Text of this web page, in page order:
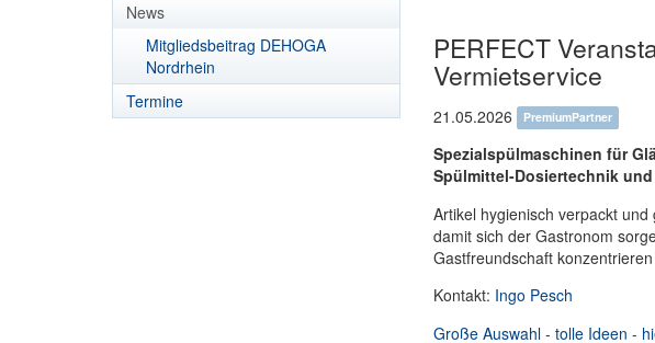
News
Mitgliedsbeitrag DEHOGA
Nordrhein
Termine
PERFECT
Vermietservice
21.05.2026 PremiumPartner
Spezialspülmaschinen für
Spülmittel-Dosiertechnik
Artikel hygienisch verpackt
damit sich der Gastronom
Gastfreundschaft
Kontakt: Ingo Pesch
Große Auswahl - tolle Ideen -